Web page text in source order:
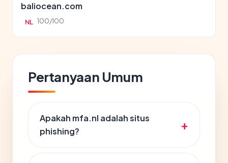
baliocean.com
NL 100/100
Pertanyaan Umum
Apakah mfa.nl adalah situs
phishing?